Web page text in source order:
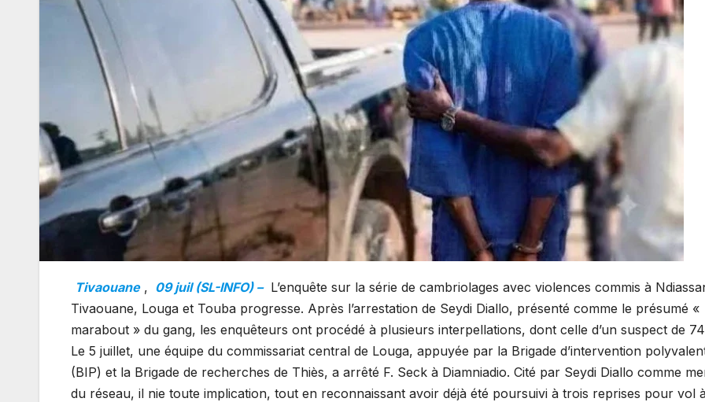
Tivaouane , 09 juil (SL-INFO) – L’enquête sur la série de cambriolages avec violences commis à
Tivaouane, Louga et Touba progresse. Après l’arrestation de Seydi Diallo, présenté comme le présumé «
marabout » du gang, les enquêteurs ont procédé à plusieurs interpellations, dont celle d’un suspect de
Le 5 juillet, une équipe du commissariat central de Louga, appuyée par la Brigade d’intervention
(BIP) et la Brigade de recherches de Thiès, a arrêté F. Seck à Diamniadio. Cité par Seydi Diallo comme
du réseau, il nie toute implication, tout en reconnaissant avoir déjà été poursuivi à trois reprises pour vol